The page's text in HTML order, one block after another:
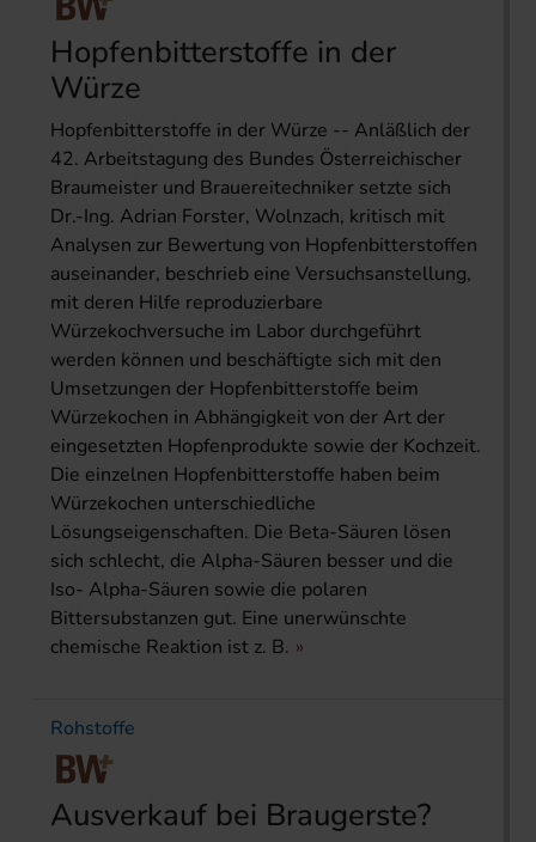
Hopfenbitterstoffe in der
Würze
Hopfenbitterstoffe in der Würze -- Anläßlich der
42. Arbeitstagung des Bundes Österreichischer
Braumeister und Brauereitechniker setzte sich
Dr.-Ing. Adrian Forster, Wolnzach, kritisch mit
Analysen zur Bewertung von Hopfenbitterstoffen
auseinander, beschrieb eine Versuchsanstellung,
mit deren Hilfe reproduzierbare
Würzekochversuche im Labor durchgeführt
werden können und beschäftigte sich mit den
Umsetzungen der Hopfenbitterstoffe beim
Würzekochen in Abhängigkeit von der Art der
eingesetzten Hopfenprodukte sowie der Kochzeit.
Die einzelnen Hopfenbitterstoffe haben beim
Würzekochen unterschiedliche
Lösungseigenschaften. Die Beta-Säuren lösen
sich schlecht, die Alpha-Säuren besser und die
Iso- Alpha-Säuren sowie die polaren
Bittersubstanzen gut. Eine unerwünschte
chemische Reaktion ist z. B.
Rohstoffe
Ausverkauf bei Braugerste?